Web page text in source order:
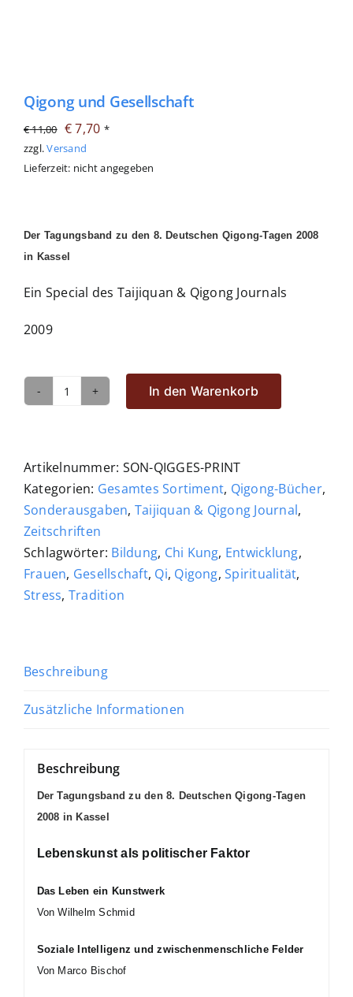
Qigong und Gesellschaft
€11,00 Ursprünglicher
Preis
war:
€7,70Aktueller
ist:
*
zzgl.Versand
Lieferzeit: nicht angegeben
Der Tagungsband zu den 8. Deutschen Qigong-Tagen 2008
in Kassel
Ein Special des Taijiquan & Qigong Journals
2009
Qigong
Menge
In den Warenkorb
Artikelnummer: SON-QIGGES-PRINT
Kategorien: Gesamtes Sortiment, Qigong-Bücher,
Sonderausgaben, Taijiquan & Qigong Journal,
Zeitschriften
Schlagwörter: Bildung, Chi Kung, Entwicklung,
Frauen, Gesellschaft, Qi, Qigong,Spiritualität,
Stress, Tradition
Beschreibung
Zusätzliche Informationen
Beschreibung
Der Tagungsband zu den 8. Deutschen Qigong-Tagen
2008 in Kassel
Lebenskunst als politischer Faktor
Das Leben ein Kunstwerk
Von Wilhelm Schmid
Soziale Intelligenz und zwischenmenschliche Felder
Von Marco Bischof